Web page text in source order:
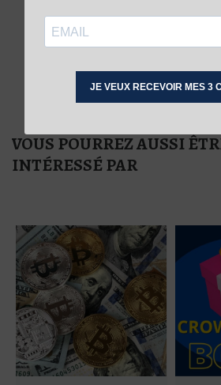
VOUS POURREZ AUSSI
INTÉRESSÉ PAR